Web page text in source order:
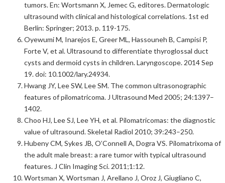
tumors. En: Wortsmann X, Jemec G, editores. Dermatologic
ultrasound with clinical and histological correlations. 1st ed
Berlin: Springer; 2013. p. 119-175.
Oyewumi M, Inarejos E, Greer ML, Hassouneh B, Campisi P,
Forte V, et al. Ultrasound to differentiate thyroglossal duct
cysts and dermoid cysts in children. Laryngoscope. 2014 Sep
19. doi: 10.1002/lary.24934.
Hwang JY, Lee SW, Lee SM. The common ultrasonographic
features of pilomatricoma. J Ultrasound Med 2005; 24:1397–
1402.
Choo HJ, Lee SJ, Lee YH, et al. Pilomatricomas: the diagnostic
value of ultrasound. Skeletal Radiol 2010; 39:243–250.
Hubeny CM, Sykes JB, O’Connell A, Dogra VS. Pilomatrixoma of
the adult male breast: a rare tumor with typical ultrasound
features. J Clin Imaging Sci. 2011;1:12.
Wortsman X, Wortsman J, Arellano J, Oroz J, Giugliano C,